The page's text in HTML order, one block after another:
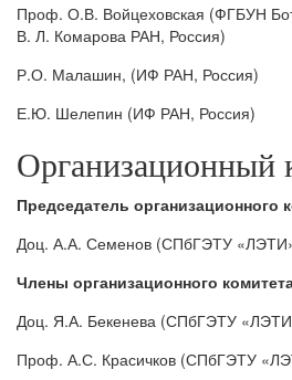
Проф. О.В. Войцеховская (ФГБУН
В. Л. Комарова РАН, Россия)
Р.О. Малашин, (ИФ РАН, Россия)
Е.Ю. Шелепин (ИФ РАН, Россия)
Организационный
Председатель организационного
Доц. А.А. Семенов (СПбГЭТУ
Члены организационного
Доц. Я.А. Бекенева (СПбГЭТУ
Проф. А.С. Красичков (СПбГЭТУ